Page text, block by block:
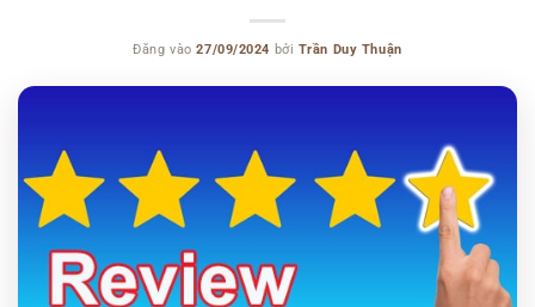
Đăng vào27/09/2024 bởi Trần Duy Thuận